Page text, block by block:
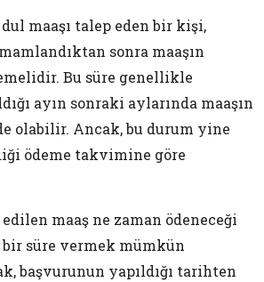
maaşı talep eden bir kişi,
sonra maaşın
Bu süre genellikle
ayın sonraki aylarında maaşın
olabilir. Ancak, bu durum yine
ödeme takvimine göre
maaş ne zaman ödeneceği
süre vermek mümkün
başvurunun yapıldığı tarihten